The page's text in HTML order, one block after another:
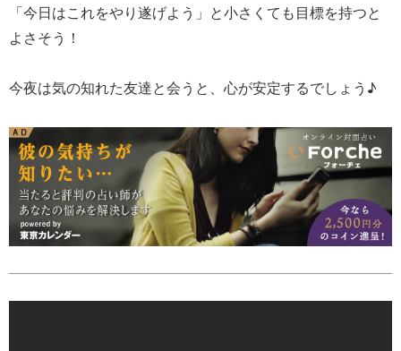
「今日はこれをやり遂げよう」と小さくても目標を持つと
よさそう！
今夜は気の知れた友達と会うと、心が安定するでしょう♪